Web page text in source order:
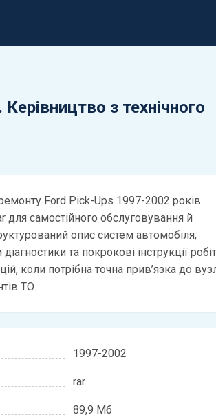
з технічного
Ford Pick-Ups 1997-2002 років
для самостійного обслуговування й
опис систем автомобіля,
та покрокові інструкції
коли потрібна точна прив’язка до
ТО.
1997-2002
rar
89,9 Мб